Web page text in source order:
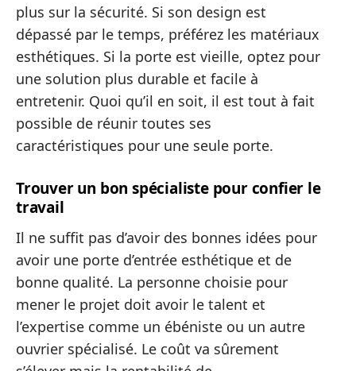
plus sur la sécurité. Si son design est
dépassé par le temps, préférez les matériaux
esthétiques. Si la porte est vieille, optez pour
une solution plus durable et facile à
entretenir. Quoi qu’il en soit, il est tout à fait
possible de réunir toutes ses
caractéristiques pour une seule porte.
Trouver un bon spécialiste pour confier le
travail
Il ne suffit pas d’avoir des bonnes idées pour
avoir une porte d’entrée esthétique et de
bonne qualité. La personne choisie pour
mener le projet doit avoir le talent et
l’expertise comme un ébéniste ou un autre
ouvrier spécialisé. Le coût va sûrement